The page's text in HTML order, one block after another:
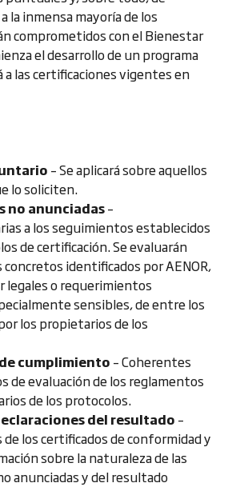
la inmensa mayoría de los
comprometidos con el Bienestar
el desarrollo de un programa
las certificaciones vigentes en
– Se aplicará sobre aquellos
lo soliciten.
no anunciadas–
a los seguimientos establecidos
de certificación. Se evaluarán
identificados por AENOR,
legales o requerimientos
sensibles, de entre los
los propietarios de los
cumplimiento – Coherentes
de evaluación de los reglamentos
de los protocolos.
del resultado –
de los certificados de conformidad y
sobre la naturaleza de las
anunciadas y del resultado